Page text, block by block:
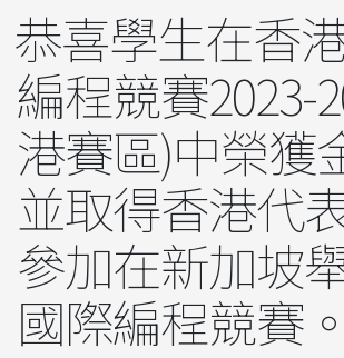
恭喜學生在香
編程競賽2023-
港賽區)中榮獲
並取得香港代
參加在新加坡
國際編程競賽。